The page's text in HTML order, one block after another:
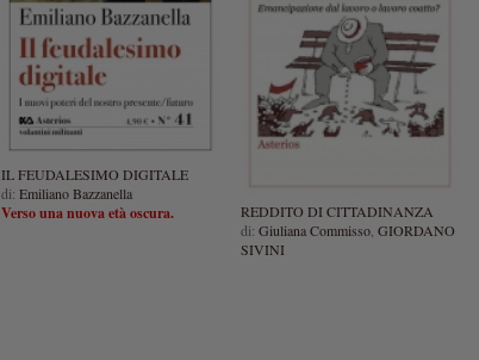
IL FEUDALESIMO DIGITALE
di: Emiliano Bazzanella
Verso una nuova età oscura.
REDDITO DI CITTADINANZA
di: Giuliana Commisso, GIORDANO
SIVINI